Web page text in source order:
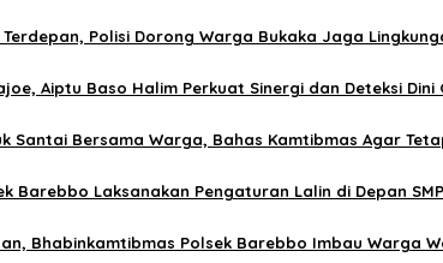
Polisi Dorong Warga Bukaka Jaga
Aiptu Baso Halim Perkuat Sinergi dan Deteksi
Santai Bersama Warga, Bahas Kamtibmas Agar
Barebbo Laksanakan Pengaturan Lalin di Depan
Bhabinkamtibmas Polsek Barebbo Imbau Warga